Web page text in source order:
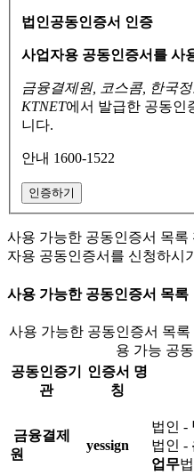
법인공동인증서 인증
사업자용 공동인증서를 사
금융결제원, 코스콤, 한국
KTNET에서 발급한 공동인
니다.
안내 1600-1522
인증하기
사용 가능한 공동인증서 목
자용 공동인증서를 신청하시
사용 가능한 공동인증서 목록
사용 가능한 공동인증서 목
용 가능 공
공동인증기
관
인증서 명
칭
금융결제
원
yessign
법인 -
법인 -
업무